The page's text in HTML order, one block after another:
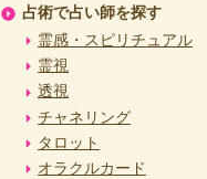
占術で占い師を探す
霊感・スピリチュアル
霊視
透視
チャネリング
タロット
オラクルカード